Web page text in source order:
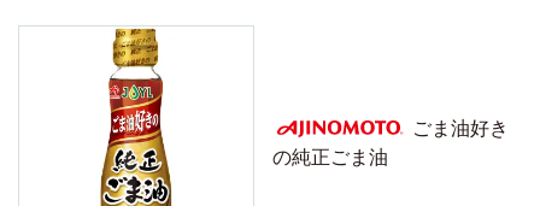
AJINOMOTO
ごま油好き
の純正ごま油